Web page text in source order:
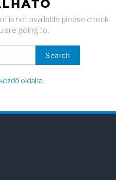
is not available please check
are going to.
Search
oldalra.